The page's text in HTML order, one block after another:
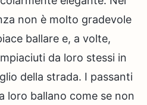
non è molto gradevole
ballare e, a volte,
da loro stessi in
della strada. I passanti
loro ballano come se non